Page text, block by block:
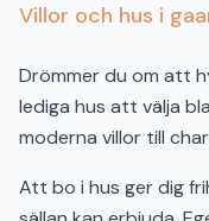
Villor och hus i
Drömmer du om att
lediga hus att välja
moderna villor till
Att bo i hus ger dig